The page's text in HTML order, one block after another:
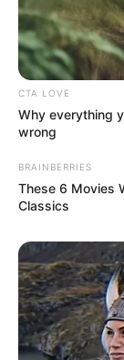
Навігація
записів
«Розлучення
CTA LOVE
Why everything
wrong
BRAINBERRIES
These 6 Movies
Classics